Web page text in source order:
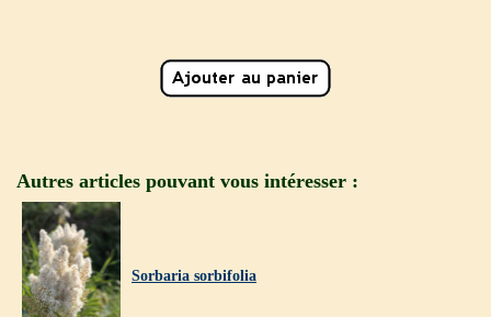
Autres articles pouvant vous intéresser :
Sorbaria sorbifolia